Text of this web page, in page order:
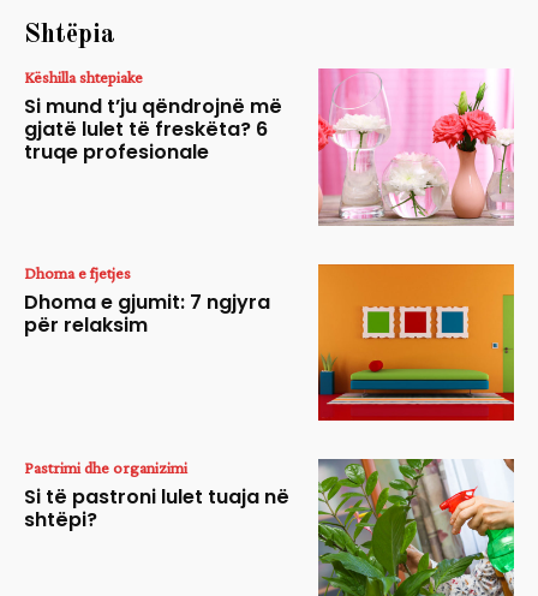
Shtëpia
Këshilla shtepiake
Si mund t’ju qëndrojnë më
gjatë lulet të freskëta? 6
truqe profesionale
Dhoma e fjetjes
Dhoma e gjumit: 7 ngjyra
për relaksim
Pastrimi dhe organizimi
Si të pastroni lulet tuaja në
shtëpi?